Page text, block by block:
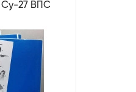
Су-27 ВПС